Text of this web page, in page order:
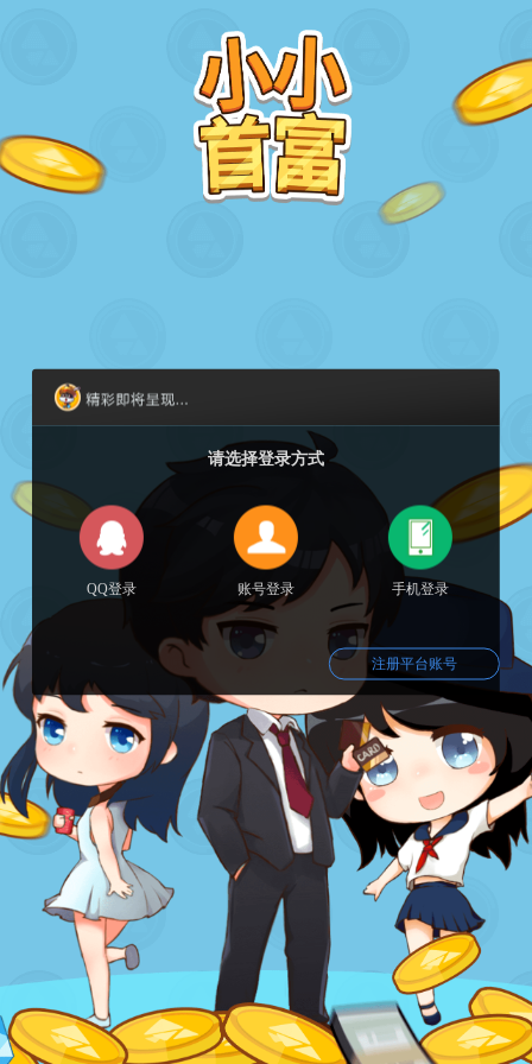
请选择登录方式
QQ登录 账号登录 手机登录
注册平台账号